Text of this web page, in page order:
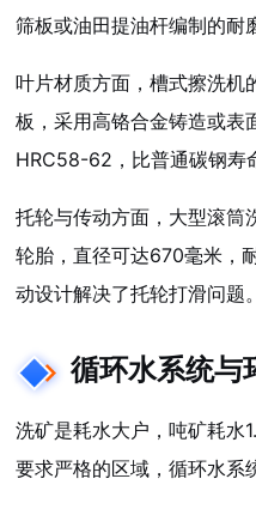
筛板或油田提油杆编制的耐
叶片材质方面，槽式擦洗机
板，采用高铬合金铸造或表
HRC58-62，比普通碳钢寿
托轮与传动方面，大型滚筒
轮胎，直径可达670毫米，
动设计解决了托轮打滑问题。
循环水系统与
洗矿是耗水大户，吨矿耗水
要求严格的区域，循环水系